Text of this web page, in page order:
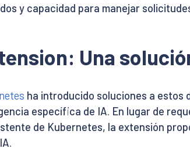
y capacidad para manejar
Una
ha introducido soluciones a estos
específica de IA. En lugar de
de Kubernetes, la extensión